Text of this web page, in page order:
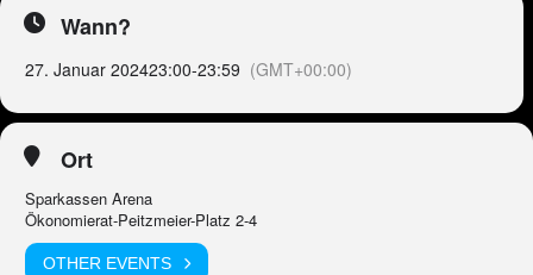
Wann?
27. Januar 202423:00-23:59 (GMT+00:00)
Ort
Sparkassen Arena
Ökonomierat-Peitzmeier-Platz 2-4
OTHER EVENTS